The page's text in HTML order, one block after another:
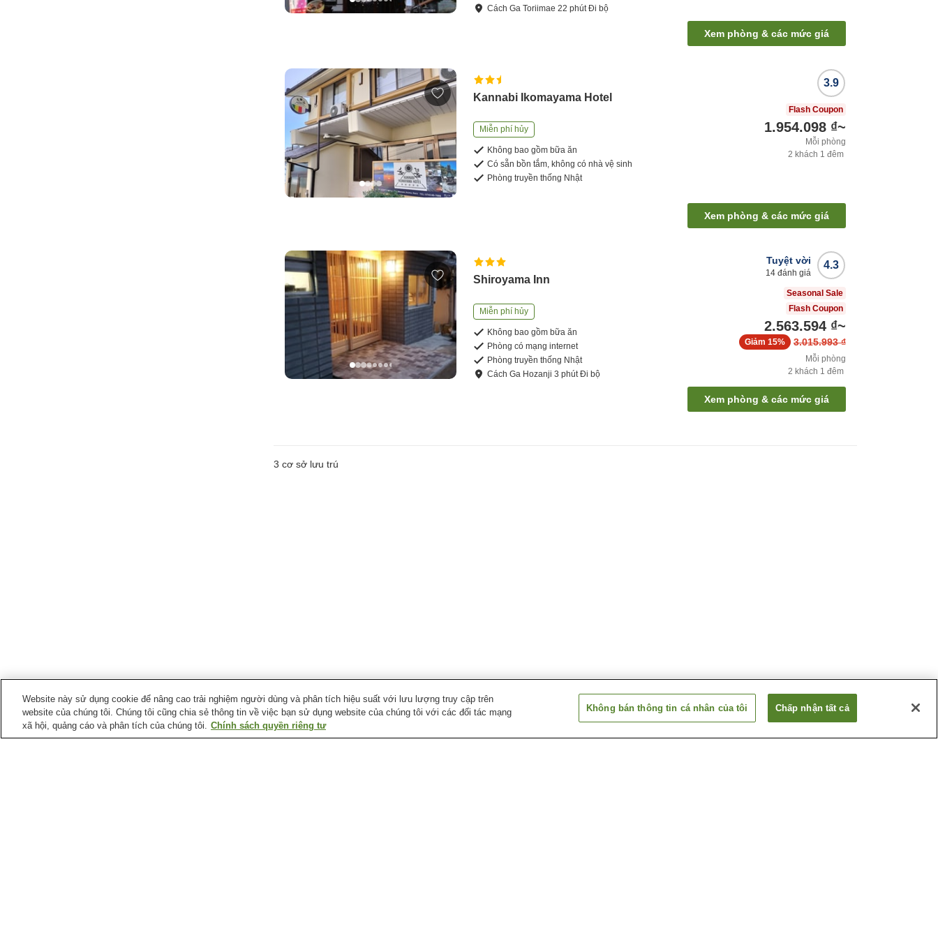
CáchGa Toriimae 22 phútĐi bộ
Xem phòng & các mức giá
Kannabi Ikomayama Hotel
Miễn phí hủy
Không bao gồm bữa ăn
Có sẵn bồn tắm, không có nhà vệ sinh
Phòng truyền thống Nhật
3.9
Flash Coupon
1.954.098 ₫~
Mỗi phòng
2 khách 1 đêm
Xem phòng & các mức giá
Shiroyama Inn
Miễn phí hủy
Không bao gồm bữa ăn
Phòng có mạng internet
Phòng truyền thống Nhật
CáchGa Hozanji 3 phútĐi bộ
4.3
Tuyệt vời
14 đánh giá
Seasonal Sale
Flash Coupon
2.563.594 ₫~
3.015.993 ₫
Giảm 15%
Mỗi phòng
2 khách 1 đêm
Xem phòng & các mức giá
3 cơ sở lưu trú
Ga xe lửa tại Thành phố Ikoma
Website này sử dụng cookie để nâng cao trải nghiệm người dùng và phân tích hiệu suất với lưu lượng truy cập trên
website của chúng tôi. Chúng tôi cũng chia sẻ thông tin về việc bạn sử dụng website của chúng tôi với các đối tác mạng
xã hội, quảng cáo và phân tích của chúng tôi. Chính sách quyền riêng tư
Không bán thông tin cá nhân của tôi Chấp nhận tất cả